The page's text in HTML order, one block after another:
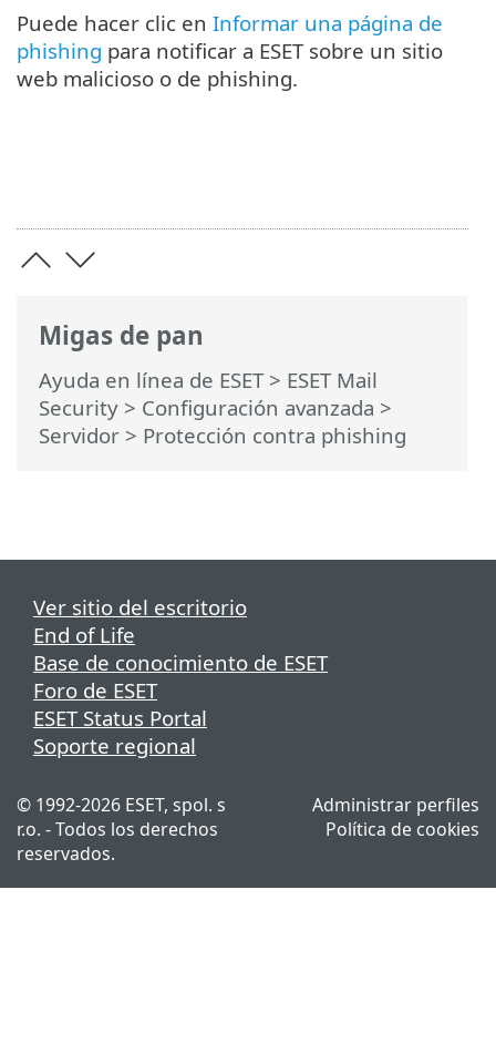
Migas de pan
Ayuda en línea de ESET> ESET Mail
Security > Configuración avanzada >
Servidor > Protección contra phishing
Puede hacer clic en Informar una página de
phishing para notificar a ESET sobre un sitio
web malicioso o de phishing.
Ver sitio del escritorio
End of Life
Base de conocimiento de ESET
Foro de ESET
ESET Status Portal
Soporte regional
© 1992-2026 ESET, spol. s
r.o. - Todos los derechos
reservados.
Administrar perfiles
Política de cookies